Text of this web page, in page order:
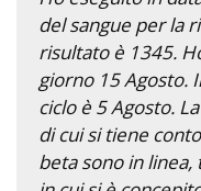
del sangue per la
risultato è 1345.
giorno 15 Agosto.
ciclo è 5 Agosto.
di cui si tiene
beta sono in